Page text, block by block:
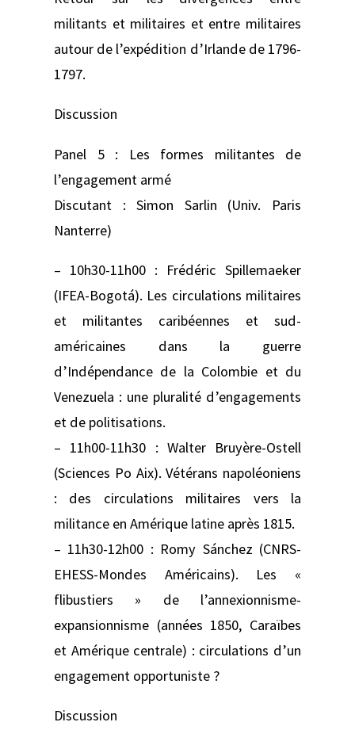
militants et militaires et entre militaires
autour de l’expédition d’Irlande de 1796-
1797.
Discussion
Panel 5 : Les formes militantes de
l’engagement armé
Discutant : Simon Sarlin (Univ. Paris
Nanterre)
– 10h30-11h00 : Frédéric Spillemaeker
(IFEA-Bogotá). Les circulations militaires
et militantes caribéennes et sud-
américaines dans la guerre
d’Indépendance de la Colombie et du
Venezuela : une pluralité d’engagements
et de politisations.
– 11h00-11h30 : Walter Bruyère-Ostell
(Sciences Po Aix). Vétérans napoléoniens
: des circulations militaires vers la
militance en Amérique latine après 1815.
– 11h30-12h00 : Romy Sánchez (CNRS-
EHESS-Mondes Américains). Les «
flibustiers » de l’annexionnisme-
expansionnisme (années 1850, Caraïbes
et Amérique centrale) : circulations d’un
engagement opportuniste ?
Discussion